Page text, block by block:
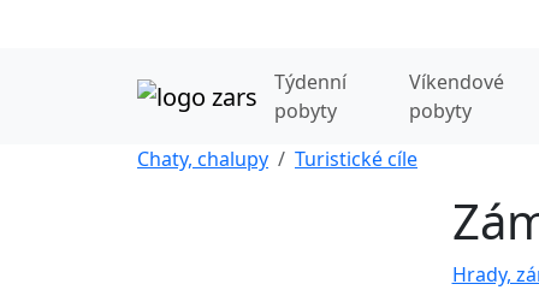
Týdenní
pobyty
Víkendové
pobyty
Chaty, chalupy
Turistické cíle
Hrady,